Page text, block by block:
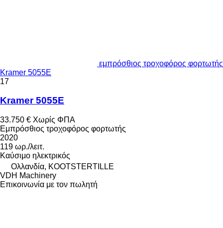
εμπρόσθιος τροχοφόρος φορτωτής
Kramer 5055E
17
Kramer 5055E
33.750 € Χωρίς ΦΠΑ
Εμπρόσθιος τροχοφόρος φορτωτής
2020
119 ωρ./λειτ.
Καύσιμο ηλεκτρικός
Ολλανδία, KOOTSTERTILLE
VDH Machinery
Επικοινωνία με τον πωλητή